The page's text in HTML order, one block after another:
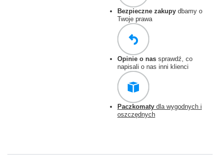
Bezpieczne zakupy dbamy o
Twoje prawa
Opinie o nas sprawdź, co
napisali o nas inni klienci
Paczkomaty dla wygodnych i
oszczędnych